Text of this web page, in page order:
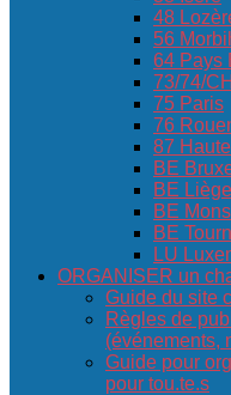
48
56
64 Pays
73/74/
75 Paris
76
87
BE
BE Liège
BE Mons
BE
LU
ORGANISER un
Guide du site
Règles de
(événements,
Guide pour
pour tou.te.s